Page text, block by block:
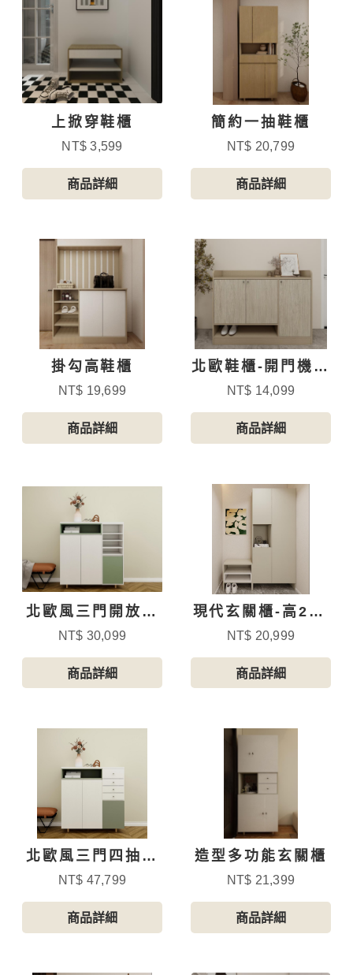
上掀穿鞋櫃
NT$ 3,599
商品詳細
簡約一抽鞋櫃
NT$ 20,799
商品詳細
掛勾高鞋櫃
NT$ 19,699
商品詳細
北歐鞋櫃-開門機能
型半高鞋櫃
NT$ 14,099
商品詳細
北歐風三門開放格
跳色玄關鞋櫃
NT$ 30,099
商品詳細
現代玄關櫃-高210
公分含穿鞋凳
NT$ 20,999
商品詳細
北歐風三門四抽跳
色玄關鞋櫃
NT$ 47,799
商品詳細
造型多功能玄關櫃
NT$ 21,399
商品詳細